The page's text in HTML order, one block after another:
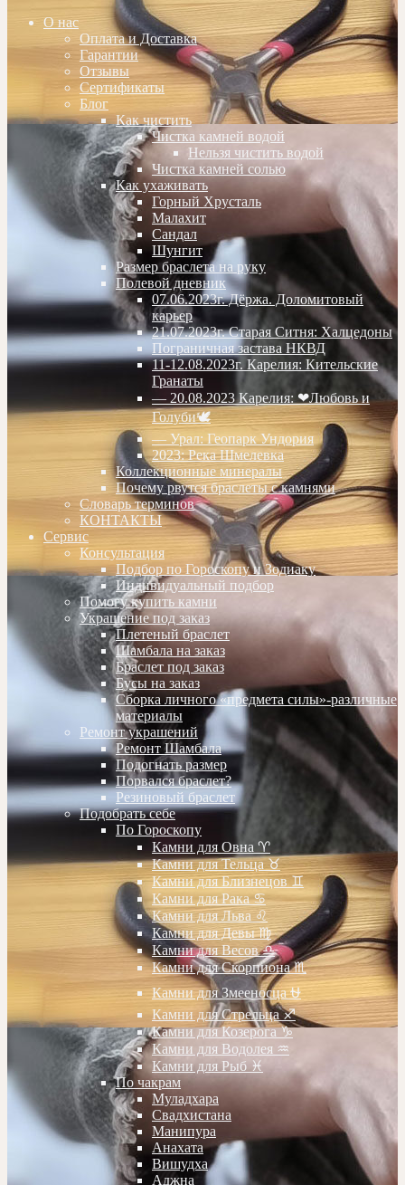
О нас
Оплата и Доставка
Гарантии
Отзывы
Сертификаты
Блог
Как чистить
Чистка камней водой
Нельзя чистить водой
Чистка камней солью
Как ухаживать
Горный Хрусталь
Малахит
Сандал
Шунгит
Размер браслета на руку
Полевой дневник
07.06.2023г. Дёржа. Доломитовый
карьер
21.07.2023г. Старая Ситня: Халцедоны
Пограничная застава НКВД
11-12.08.2023г. Карелия: Кительские
Гранаты
— 20.08.2023 Карелия: ❤Любовь и
Голуби🕊
— Урал: Геопарк Ундория
2023: Река Шмелевка
Коллекционные минералы
Почему рвутся браслеты с камнями
Словарь терминов
КОНТАКТЫ
Сервис
Консультация
Подбор по Гороскопу и Зодиаку
Индивидуальный подбор
Помогу купить камни
Украшение под заказ
Плетеный браслет
Шамбала на заказ
Браслет под заказ
Бусы на заказ
Сборка личного «предмета силы»-различные
материалы
Ремонт украшений
Ремонт Шамбала
Подогнать размер
Порвался браслет?
Резиновый браслет
Подобрать себе
По Гороскопу
Камни для Овна ♈️
Камни для Тельца ♉️
Камни для Близнецов ♊️
Камни для Рака ♋️
Камни для Льва ♌️
Камни для Девы ♍️
Камни для Весов ♎️
Камни для Скорпиона ♏️
Камни для Змееносца ⛎
Камни для Стрельца ♐️
Камни для Козерога ♑️
Камни для Водолея ♒️
Камни для Рыб ♓️
По чакрам
Муладхара
Свадхистана
Манипура
Анахата
Вишудха
Аджна